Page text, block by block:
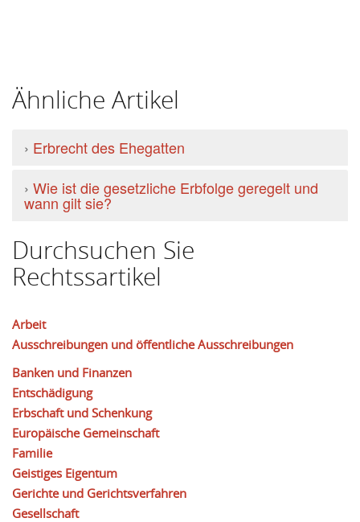
Ähnliche Artikel
› Erbrecht des Ehegatten
› Wie ist die gesetzliche Erbfolge geregelt und
wann gilt sie?
Durchsuchen Sie
Rechtssartikel
Arbeit
Ausschreibungen und öffentliche Ausschreibungen
Banken und Finanzen
Entschädigung
Erbschaft und Schenkung
Europäische Gemeinschaft
Familie
Geistiges Eigentum
Gerichte und Gerichtsverfahren
Gesellschaft